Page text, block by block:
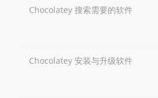
Chocolatey 搜索需要的软件
Chocolatey 安装与升级软件